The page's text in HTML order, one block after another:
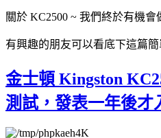
關於 KC2500 ~ 我們終於有機會
有興趣的朋友可以看底下這篇簡
金士頓 Kingston
測試，發表一年後才